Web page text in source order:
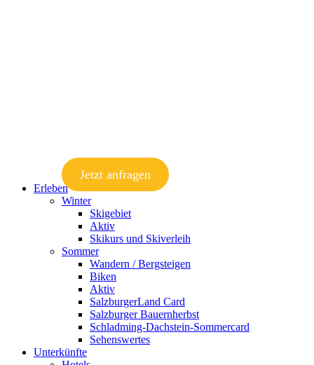
Jetzt anfragen
Erleben
Winter
Skigebiet
Aktiv
Skikurs und Skiverleih
Sommer
Wandern / Bergsteigen
Biken
Aktiv
SalzburgerLand Card
Salzburger Bauernherbst
Schladming-Dachstein-Sommercard
Sehenswertes
Unterkünfte